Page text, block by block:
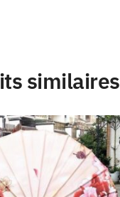
similaires